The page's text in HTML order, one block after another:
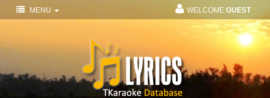
MENU WELCOME GUEST